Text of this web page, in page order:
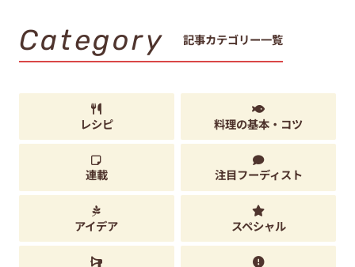
Category 記事カテゴリー一覧
レシピ 料理の基本・コツ
連載 注目フーディスト
アイデア スペシャル